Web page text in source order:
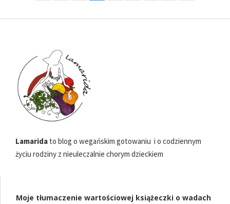
Lamarida to blog o wegańskim gotowaniu i o codziennym
życiu rodziny z nieuleczalnie chorym dzieckiem
Moje tłumaczenie wartościowej książeczki o wadach